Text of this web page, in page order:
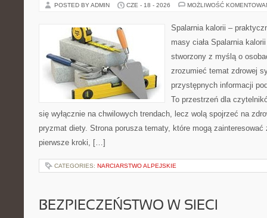
POSTED BY ADMIN CZE - 18 - 2026 MOŻLIWOŚĆ
Spalarnia kalorii –
masy ciała Spalarnia
stworzony z myślą o
zrozumieć temat zdrowej
przystępnych informacji
To przestrzeń dla
się wyłącznie na chwilowych trendach, lecz wolą spojrzeć na
pryzmat diety. Strona porusza tematy, które mogą zainteresować
pierwsze kroki, […]
CATEGORIES: NARCIARSTWO ALPEJSKIE
BEZPIECZEŃSTWO W SIECI